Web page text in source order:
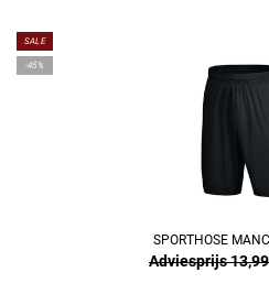
SALE
-45%
SPORTHOSE
Adviesprijs